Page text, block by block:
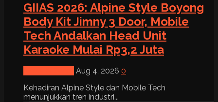
GIIAS 2026: Alpine Style Boyong
Body Kit Jimny 3 Door, Mobile
Tech Andalkan Head Unit
Karaoke Mulai Rp3,2 Juta
Aug 4, 2026 0
Kehadiran Alpine Style dan Mobile Tech
menunjukkan tren industri...